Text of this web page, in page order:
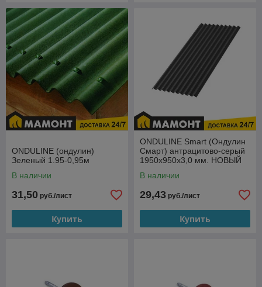
ONDULINE (ондулин)
Зеленый 1.95-0,95м
В наличии
31,50 руб./лист
Купить
ONDULINE Smart (Ондулин
Смарт) антрацитово-серый
1950х950х3,0 мм. НОВЫЙ
В наличии
29,43 руб./лист
Купить